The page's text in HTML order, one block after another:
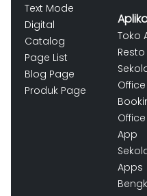
Text Mode
Digital
Catalog
Page List
Blog Page
Produk Page
Toko
App
Apps